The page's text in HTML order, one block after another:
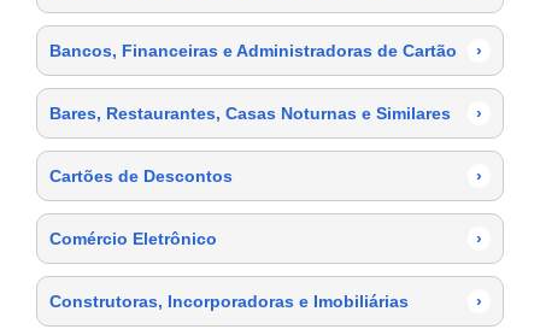
Bancos, Financeiras e Administradoras de Cartão ›
Bares, Restaurantes, Casas Noturnas e Similares ›
Cartões de Descontos ›
Comércio Eletrônico ›
Construtoras, Incorporadoras e Imobiliárias ›